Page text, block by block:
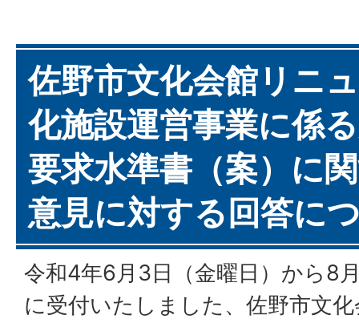
佐野市文化会館リニ
化施設運営事業に係
要求水準書（案）に
意見に対する回答に
令和4年6月3日（金曜日）から8
に受付いたしました、佐野市文